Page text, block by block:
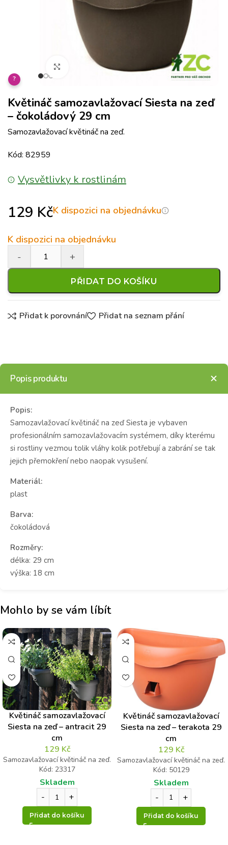
Klikněte pro zvětšení
?
Květináč samozavlažovací Siesta na zeď
– čokoládový 29 cm
Samozavlažovací květináč na zeď.
Kód: 82959
Vysvětlivky k rostlinám
129 KčK dispozici na objednávku
K dispozici na objednávku
PŘIDAT DO KOŠÍKU
Přidat k porovnání Přidat na seznam přání
Popis produktu
Popis:
Samozavlažovací květináč na zeď Siesta je vybaven
profesionálním samozavlažovacím systémem, díky kterému
si rostliny vezmou tolik vláhy kolik potřebují a zabrání se tak
jejich přemokření nebo naopak vysušení.
Materiál:
plast
Barva:
čokoládová
Rozměry:
délka: 29 cm
výška: 18 cm
Mohlo by se vám líbít
Květináč samozavlažovací
Siesta na zeď – antracit 29
cm
129 Kč
Samozavlažovací květináč na zeď.
Kód: 23317
Skladem
Přidat do košíku
Květináč samozavlažovací
Siesta na zeď – terakota 29
cm
129 Kč
Samozavlažovací květináč na zeď.
Kód: 50129
Skladem
Přidat do košíku